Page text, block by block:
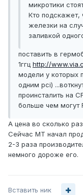
микротики
Кто
железки на
заливкой
поставить в
1ггц http://
модели у которых
одним pci)
проинсталить на
больше чем могут
А цена во сколько
Сейчас МТ начал
2-3 раза
немного дороже его.
Вставить ник